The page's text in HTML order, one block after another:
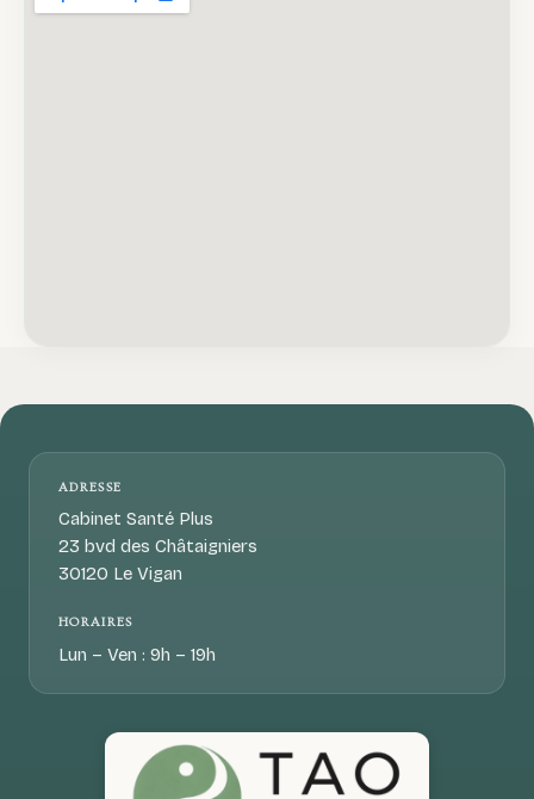
ADRESSE
Cabinet Santé Plus
23 bvd des Châtaigniers
30120 Le Vigan
HORAIRES
Lun – Ven : 9h – 19h